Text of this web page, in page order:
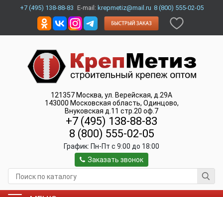
+7 (495) 138-88-83 E-mail: krepmetiz@mail.ru 8 (800) 555-02-05
121357 Москва, ул. Верейская, д.29А
143000 Московская область, Одинцово,
Внуковская д.11 стр.20 оф.7
+7 (495) 138-88-83
8 (800) 555-02-05
График: Пн-Пт c 9:00 до 18:00
Заказать звонок